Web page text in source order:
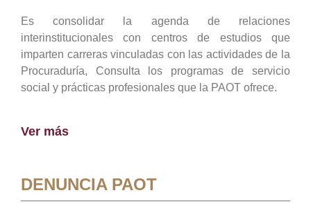
Es consolidar la agenda de relaciones
interinstitucionales con centros de estudios que
imparten carreras vinculadas con las actividades de la
Procuraduría, Consulta los programas de servicio
social y prácticas profesionales que la PAOT ofrece.
Ver más
DENUNCIA PAOT